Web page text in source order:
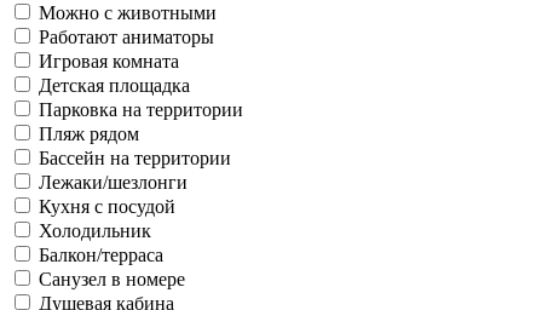
Можно с животными
Работают аниматоры
Игровая комната
Детская площадка
Парковка на территории
Пляж рядом
Бассейн на территории
Лежаки/шезлонги
Кухня с посудой
Холодильник
Балкон/терраса
Санузел в номере
Душевая кабина